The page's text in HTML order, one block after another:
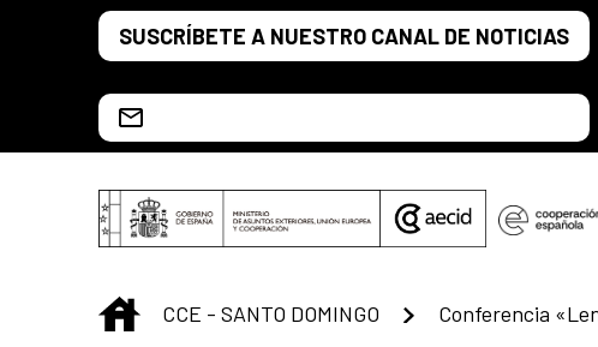
Saltar al contenido principal
SUSCRÍBETE A NUESTRO CANAL DE NOTICIAS
INICIO
CCE - SANTO DOMINGO